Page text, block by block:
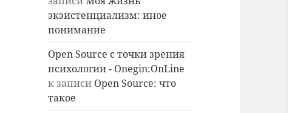
экзистенциализм: иное
понимание
Open Source с точки зрения
психологии - Onegin:OnLine
к записи Open Source: что
такое